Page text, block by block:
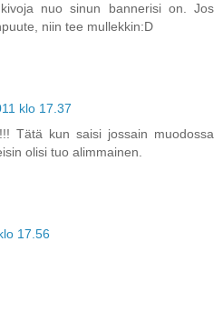
nuo sinun bannerisi on. Jos
niin tee mullekkin:D
klo 17.37
Tätä kun saisi jossain muodossa
olisi tuo alimmainen.
17.56